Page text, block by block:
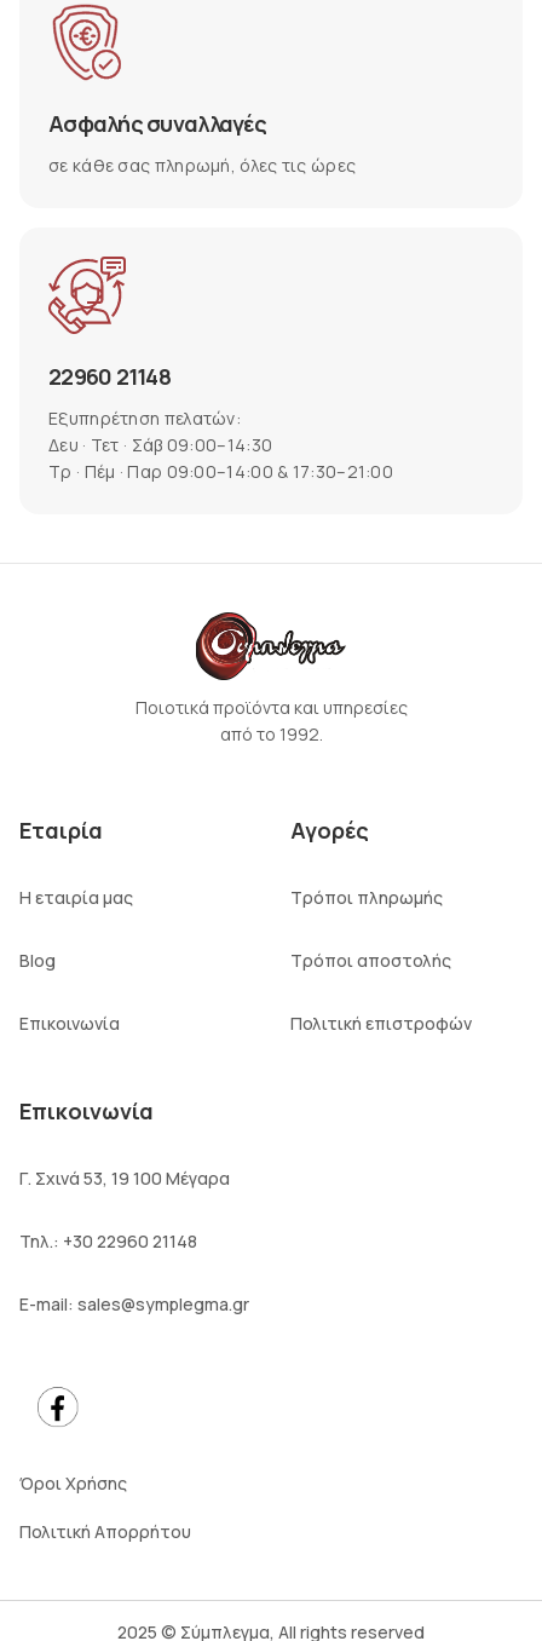
Ασφαλής συναλλαγές
σε κάθε σας πληρωμή, όλες τις ώρες
22960 21148
Εξυπηρέτηση πελατών:
Δευ · Τετ · Σάβ 09:00–14:30
Τρ · Πέμ · Παρ 09:00–14:00 & 17:30–21:00
Ποιοτικά προϊόντα και υπηρεσίες
από το 1992.
Εταιρία
Η εταιρία μας
Blog
Επικοινωνία
Αγορές
Τρόποι πληρωμής
Τρόποι αποστολής
Πολιτική επιστροφών
Επικοινωνία
Γ. Σχινά 53, 19 100 Μέγαρα
Τηλ.: +30 22960 21148
E-mail: sales@symplegma.gr
Όροι Χρήσης
Πολιτική Απορρήτου
2025 © Σύμπλεγμα, All rights reserved